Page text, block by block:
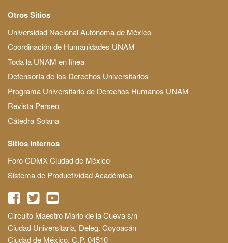
Otros Sitios
Universidad Nacional Autónoma de México
Coordinación de Humanidades UNAM
Toda la UNAM en línea
Defensoría de los Derechos Universitarios
Programa Universitario de Derechos Humanos UNAM
Revista Perseo
Cátedra Solana
Sitios Internos
Foro CDMX Ciudad de México
Sistema de Productividad Académica
Circuito Maestro Mario de la Cueva s/n
Ciudad Universitaria, Deleg. Coyoacán
Ciudad de México, C.P. 04510